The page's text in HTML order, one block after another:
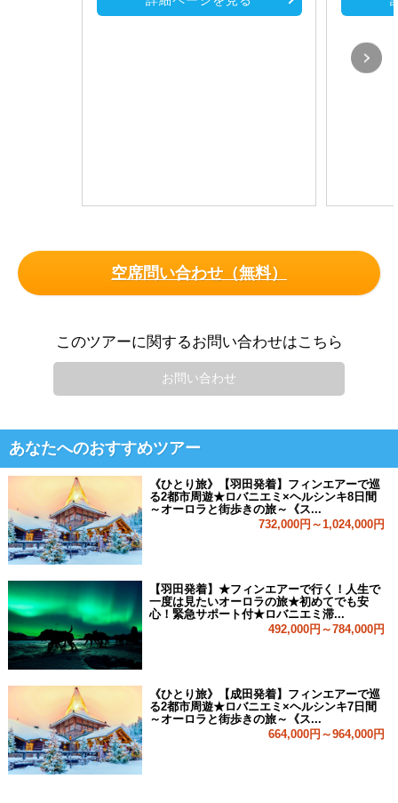
空席問い合わせ（無料）
このツアーに関するお問い合わせはこちら
お問い合わせ
あなたへのおすすめツアー
《ひとり旅》【羽田発着】フィンエアーで巡
る2都市周遊★ロバニエミ×ヘルシンキ8日間
～オーロラと街歩きの旅～《ス...
732,000円～1,024,000円
【羽田発着】★フィンエアーで行く！人生で
一度は見たいオーロラの旅★初めてでも安
心！緊急サポート付★ロバニエミ滞...
492,000円～784,000円
《ひとり旅》【成田発着】フィンエアーで巡
る2都市周遊★ロバニエミ×ヘルシンキ7日間
～オーロラと街歩きの旅～《ス...
664,000円～964,000円